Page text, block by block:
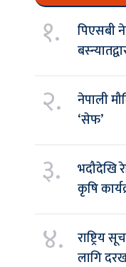
१.
पिएसबी
२.
नेपाली
‘सेफ’
३.
भदौदेखि
कृषि
४.
राष्ट्रिय
लागि